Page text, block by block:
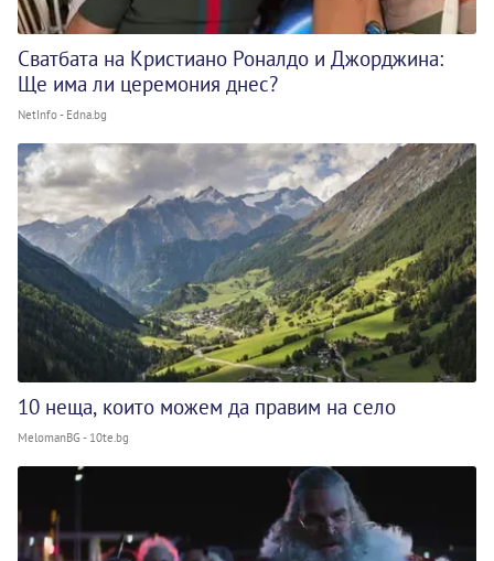
Сватбата на Кристиано Роналдо и Джорджина:
Ще има ли церемония днес?
NetInfo - Edna.bg
10 неща, които можем да правим на село
MelomanBG - 10te.bg